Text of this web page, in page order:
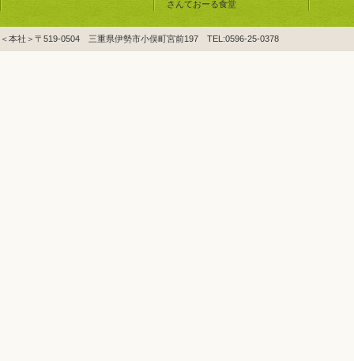
さんておーる食堂
＜本社＞〒519-0504 三重県伊勢市小俣町宮前197 TEL:0596-25-0378